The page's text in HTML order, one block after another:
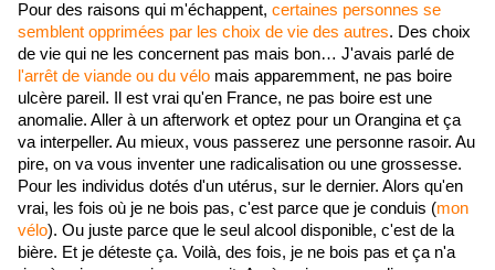
Pour des raisons qui m'échappent, certaines personnes se
semblent opprimées par les choix de vie des autres. Des choix
l'arrêt de viande ou du vélo mais apparemment, ne pas boire
ulcère pareil. Il est vrai qu'en France, ne pas boire est une
anomalie. Aller à un afterwork et optez pour un Orangina et ça
va interpeller. Au mieux, vous passerez une personne rasoir. Au
pire, on va vous inventer une radicalisation ou une grossesse.
Pour les individus dotés d'un utérus, sur le dernier. Alors qu'en
vrai, les fois où je ne bois pas, c'est parce que je conduis (mon
vélo). Ou juste parce que le seul alcool disponible, c'est de la
bière. Et je déteste ça. Voilà, des fois, je ne bois pas et ça n'a